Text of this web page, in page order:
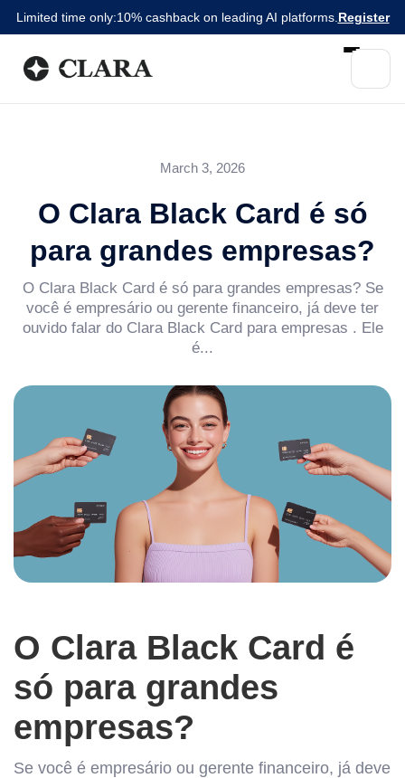
Limited time only:10% cashback on leading AI platforms. Register
March 3, 2026
O Clara Black Card é só
para grandes empresas?
O Clara Black Card é só para grandes empresas? Se
você é empresário ou gerente financeiro, já deve ter
ouvido falar do Clara Black Card para empresas . Ele
é...
O Clara Black Card é
só para grandes
empresas?
Se você é empresário ou gerente financeiro, já deve